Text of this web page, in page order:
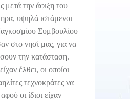
μετά την άφιξη του
υψηλά ιστάμενοι
Συμβουλίου
στο νησί μας, για να
την κατάσταση.
έλθει, οι οποίοι
τεχνοκράτες να
οι ίδιοι είχαν